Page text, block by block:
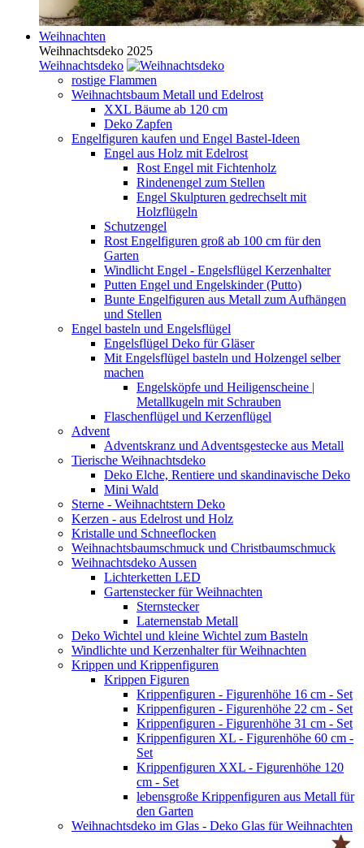
Weihnachten
Weihnachtsdeko 2025
Weihnachtsdeko
rostige Flammen
Weihnachtsbaum Metall und Edelrost
XXL Bäume ab 120 cm
Deko Zapfen
Engelfiguren kaufen und Engel Bastel-Ideen
Engel aus Holz mit Edelrost
Rost Engel mit Fichtenholz
Rindenengel zum Stellen
Engel Skulpturen gedrechselt mit
Holzflügeln
Schutzengel
Rost Engelfiguren groß ab 100 cm für den
Garten
Windlicht Engel - Engelsflügel Kerzenhalter
Putten Engel und Engelskinder (Putto)
Bunte Engelfiguren aus Metall zum Aufhängen
und Stellen
Engel basteln und Engelsflügel
Engelsflügel Deko für Gläser
Mit Engelsflügel basteln und Holzengel selber
machen
Engelsköpfe und Heiligenscheine |
Metallkugeln mit Schrauben
Flaschenflügel und Kerzenflügel
Advent
Adventskranz und Adventsgestecke aus Metall
Tierische Weihnachtsdeko
Deko Elche, Rentiere und skandinavische Deko
Mini Wald
Sterne - Weihnachtstern Deko
Kerzen - aus Edelrost und Holz
Kristalle und Schneeflocken
Weihnachtsbaumschmuck und Christbaumschmuck
Weihnachtsdeko Aussen
Lichterketten LED
Gartenstecker für Weihnachten
Sternstecker
Laternenstab Metall
Deko Wichtel und kleine Wichtel zum Basteln
Windlichte und Kerzenhalter für Weihnachten
Krippen und Krippenfiguren
Krippen Figuren
Krippenfiguren - Figurenhöhe 16 cm - Set
Krippenfiguren - Figurenhöhe 22 cm - Set
Krippenfiguren - Figurenhöhe 31 cm - Set
Krippenfiguren XL - Figurenhöhe 60 cm -
Set
Krippenfiguren XXL - Figurenhöhe 120
cm - Set
lebensgroße Krippenfiguren aus Metall für
den Garten
Weihnachtsdeko im Glas - Deko Glas für Weihnachten